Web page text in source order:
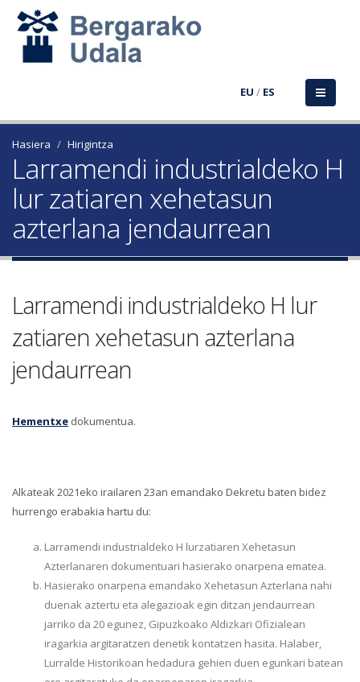
EU / ES
Hasiera Hirigintza
Larramendi industrialdeko H
lur zatiaren xehetasun
azterlana jendaurrean
Larramendi industrialdeko H lur
zatiaren xehetasun azterlana
jendaurrean
Hementxe dokumentua.
Alkateak 2021eko irailaren 23an emandako Dekretu baten bidez
hurrengo erabakia hartu du:
Larramendi industrialdeko H lurzatiaren Xehetasun
Azterlanaren dokumentuari hasierako onarpena ematea.
Hasierako onarpena emandako Xehetasun Azterlana nahi
duenak aztertu eta alegazioak egin ditzan jendaurrean
jarriko da 20 egunez, Gipuzkoako Aldizkari Ofizialean
iragarkia argitaratzen denetik kontatzen hasita. Halaber,
Lurralde Historikoan hedadura gehien duen egunkari batean